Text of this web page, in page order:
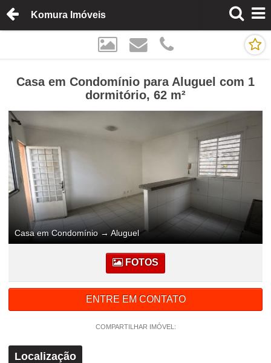
Komura Imóveis
Casa em Condomínio para Aluguel com 1
dormitório, 62 m²
Casa em Condomínio→ Aluguel
FOTOS
ENTRE EM CONTATO
COMPARTILHAR IMÓVEL:
Localização